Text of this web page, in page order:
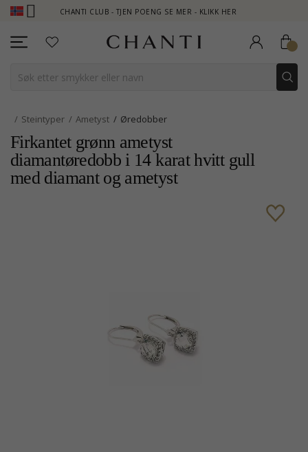
CHANTI CLUB - TJEN POENG SE MER - KLIKK HER
Steintyper Ametyst Øredobber
Firkantet grønn ametyst
diamantøredobb i 14 karat hvitt gull
med diamant og ametyst